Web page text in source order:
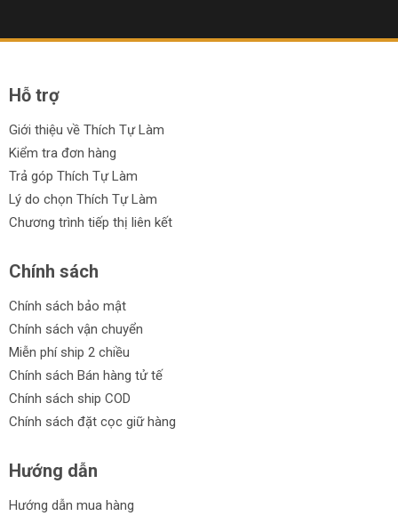
Hỗ trợ
Giới thiệu về Thích Tự Làm
Kiểm tra đơn hàng
Trả góp Thích Tự Làm
Lý do chọn Thích Tự Làm
Chương trình tiếp thị liên kết
Chính sách
Chính sách bảo mật
Chính sách vận chuyển
Miễn phí ship 2 chiều
Chính sách Bán hàng tử tế
Chính sách ship COD
Chính sách đặt cọc giữ hàng
Hướng dẫn
Hướng dẫn mua hàng